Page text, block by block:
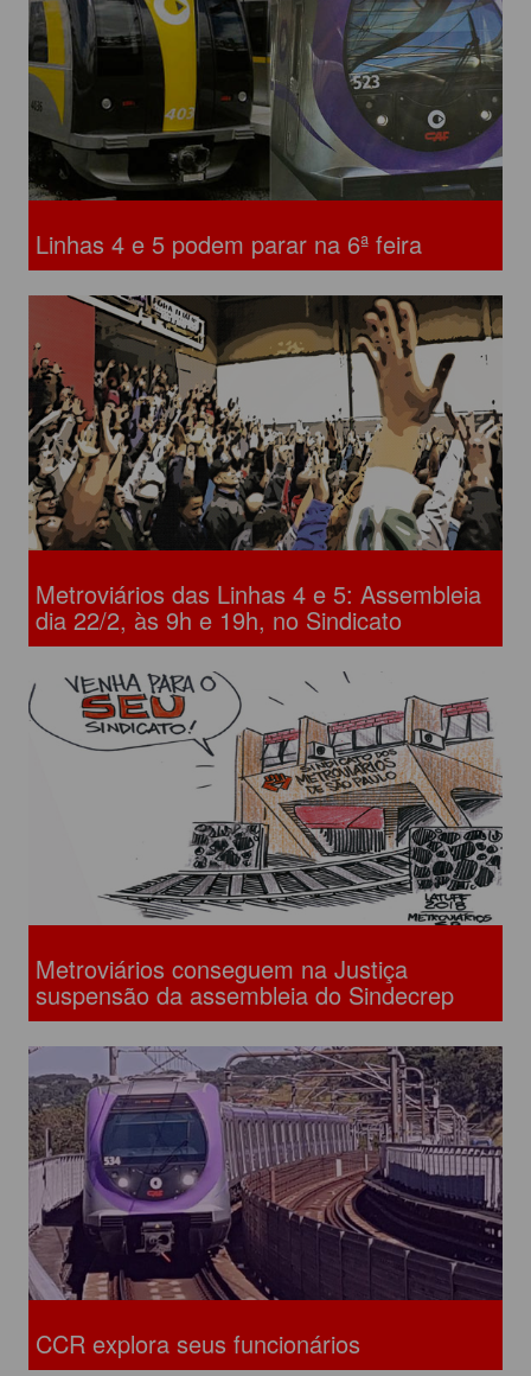
Linhas 4 e 5 podem parar na 6ª feira
Metroviários das Linhas 4 e 5: Assembleia
dia 22/2, às 9h e 19h, no Sindicato
Metroviários conseguem na Justiça
suspensão da assembleia do Sindecrep
CCR explora seus funcionários